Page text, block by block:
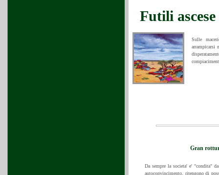
Futili
Sulle
arrampicarsi
Gran
Da sempre la societa' e' "condita"
autoconvincimento, ritengono di